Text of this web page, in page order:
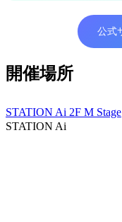
公式
開催場所
STATION Ai 2F M Stage
STATION Ai